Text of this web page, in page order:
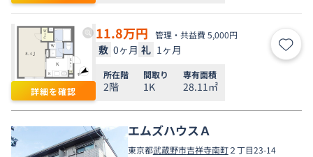
詳細を確認
11.8万円 管理・共益費 5,000円
敷 0ヶ月 礼 1ヶ月 お気
所在階
2階
間取り
1K
専有面積
28.11㎡
エムズハウスＡ
東京都武蔵野市吉祥寺南町２丁目23-14